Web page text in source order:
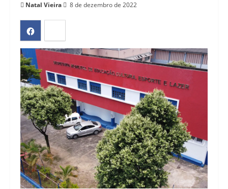
Natal Vieira 8 de dezembro de 2022